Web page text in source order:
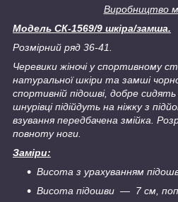
Виробництво
Модель СК-1569/9 шкіра/замша.
Розмірний ряд 36-41.
Черевики жіночі у спортивному
натуральної шкіри та замші
спортивній підошві, добре сидять
шнурівці підійдуть на ніжку з
взування передбачена змійка.
повноту ноги.
Заміри:
Висота з урахуванням
Висота підошви ― 7 см,